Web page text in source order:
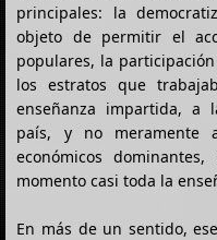
principales: la
objeto de permitir el
populares, la
los estratos que
enseñanza impartida, a
país, y no meramente
económicos
momento casi toda la
En más de un sentido,